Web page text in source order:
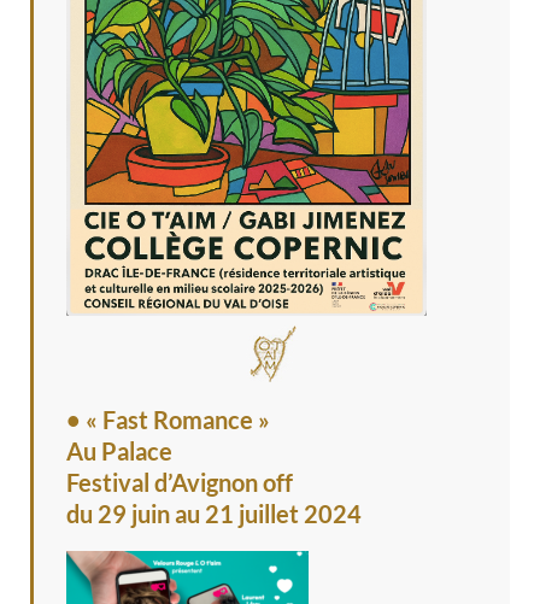
• « Fast Romance »
Au Palace
Festival d’Avignon off
du 29 juin au 21 juillet 2024